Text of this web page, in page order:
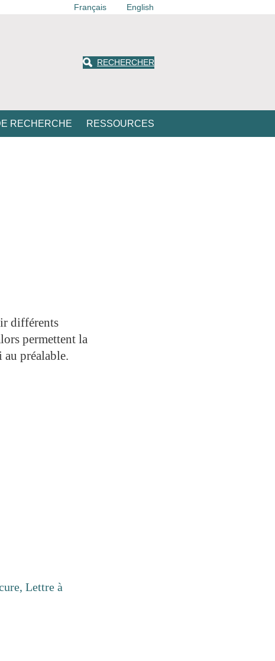
Français English
RECHERCHER
RECHERCHE RESSOURCES
différents
permettent la
préalable.
Lettre à